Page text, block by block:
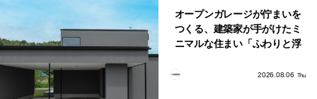
オープンガレージが佇まいを
つくる、建築家が手がけたミ
ニマルな住まい「ふわりと浮
2026.08.06 Thu